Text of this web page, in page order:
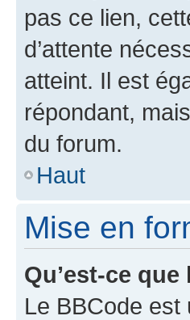
pas ce lien,
d’attente
atteint. Il est
répondant,
du forum.
Haut
Mise en
Qu’est-ce
Le BBCode est